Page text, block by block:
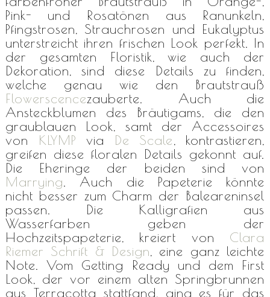
Pink- und Rosatönen aus Ranunkeln,
Pfingstrosen, Strauchrosen und Eukalyptus
unterstreicht ihren frischen Look perfekt. In
der gesamten Floristik, wie auch der
Dekoration, sind diese Details zu finden,
welche genau wie den Brautstrauß
Flowerscencezauberte. Auch die
Ansteckblumen des Bräutigams, die den
graublauen Look, samt der Accessoires
von KLYMP via De Scale, kontrastieren,
greifen diese floralen Details gekonnt auf.
Die Eheringe der beiden sind von
Marrying. Auch die Papeterie könnte
nicht besser zum Charm der Baleareninsel
passen. Die Kalligrafien aus
Wasserfarben geben der
Hochzeitspapeterie, kreiert von Clara
Riemer Schrift & Design, eine ganz leichte
Note. Vom Getting Ready und dem First
Look, der vor einem alten Springbrunnen
aus Terracotta stattfand, ging es für das